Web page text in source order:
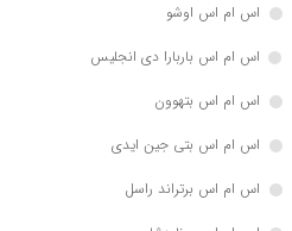
اس ام اس اوشو
اس ام اس باربارا دی انجلیس
اس ام اس بتهوون
اس ام اس بتی جین ایدی
اس ام اس برتراند راسل